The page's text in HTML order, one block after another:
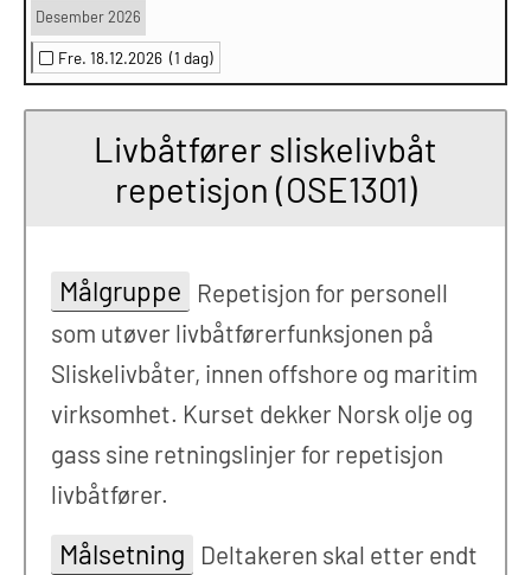
Desember 2026
Fre. 18.12.2026 (1 dag)
Livbåtfører sliskelivbåt
repetisjon (OSE1301)
Målgruppe
Repetisjon for personell
som utøver livbåtførerfunksjonen på
Sliskelivbåter, innen offshore og maritim
virksomhet. Kurset dekker Norsk olje og
gass sine retningslinjer for repetisjon
livbåtfører.
Målsetning Deltakeren skal etter endt